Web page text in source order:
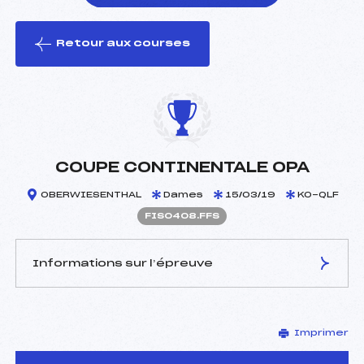
le ski
Retour aux courses
COUPE CONTINENTALE OPA
OBERWIESENTHAL Dames 15/03/19 KO-QLF
FIS0408.FFS
Informations sur l’épreuve
–
D.T Adjoint :
–
Imprimer